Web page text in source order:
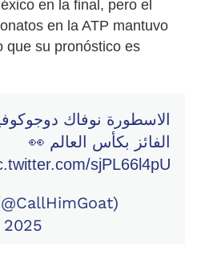
en la final, pero el
en la ATP mantuvo
que su pronóstico es
الاسطورة نوفاك
الفائز بكأس العالم 👀
sjPL66l4pU